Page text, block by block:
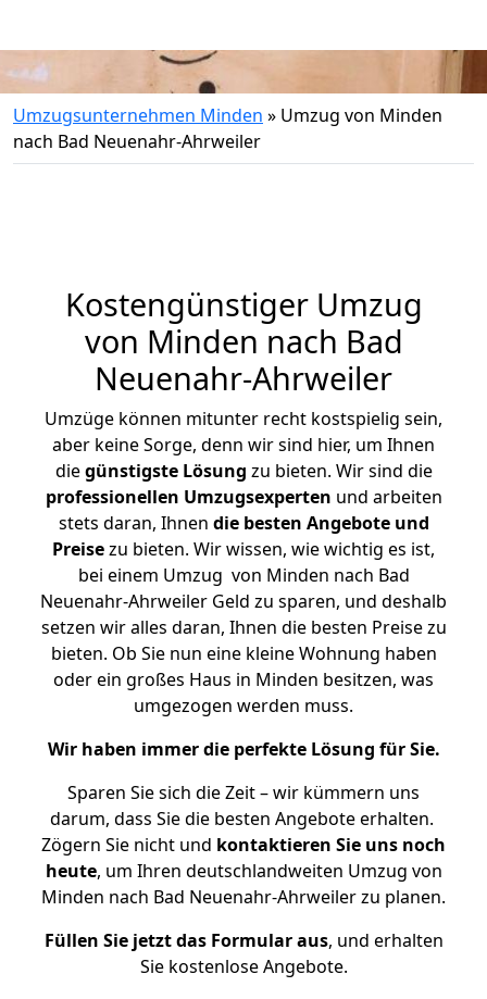
Umzugsunternehmen Minden » Umzug von Minden
nach Bad Neuenahr-Ahrweiler
Kostengünstiger Umzug
von Minden nach Bad
Neuenahr-Ahrweiler
Umzüge können mitunter recht kostspielig sein,
aber keine Sorge, denn wir sind hier, um Ihnen
diegünstigste Lösung zu bieten. Wir sind die
professionellen Umzugsexperten und arbeiten
stets daran, Ihnen die besten Angebote und
Preisezu bieten. Wir wissen, wie wichtig es ist,
bei einem Umzug von Minden nach Bad
Neuenahr-Ahrweiler Geld zu sparen, und deshalb
setzen wir alles daran, Ihnen die besten Preise zu
bieten. Ob Sie nun eine kleine Wohnung haben
oder ein großes Haus in Minden besitzen, was
umgezogen werden muss.
Wir haben immer die perfekte Lösung für Sie.
Sparen Sie sich die Zeit – wir kümmern uns
darum, dass Sie die besten Angebote erhalten.
Zögern Sie nicht und kontaktieren Sie uns noch
heute, um Ihren deutschlandweiten Umzug von
Minden nach Bad Neuenahr-Ahrweiler zu planen.
Füllen Sie jetzt das Formular aus, und erhalten
Sie kostenlose Angebote.